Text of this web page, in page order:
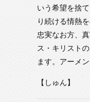
いう希望を捨
り続ける情熱
忠実なお方、
ス・キリスト
ます。アーメン
【しゅん】